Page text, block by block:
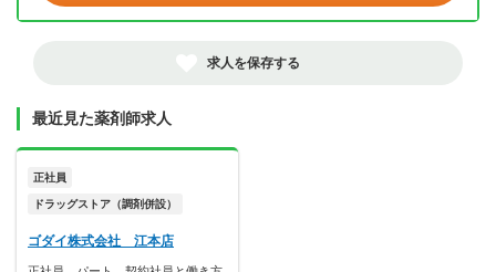
求人を保存する
最近見た薬剤師求人
正社員
ドラッグストア（調剤併設）
ゴダイ株式会社 江本店